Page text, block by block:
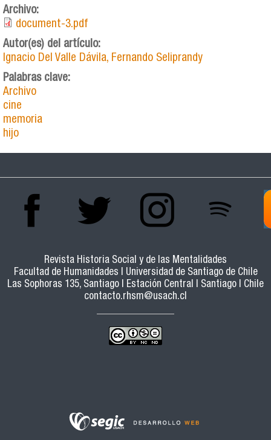
Archivo:
document-3.pdf
Autor(es) del artículo:
Ignacio Del Valle Dávila, Fernando Seliprandy
Palabras clave:
Archivo
cine
memoria
hijo
Revista Historia Social y de las Mentalidades
Facultad de Humanidades | Universidad de Santiago de Chile
Las Sophoras 135, Santiago | Estación Central | Santiago | Chile
contacto.rhsm@usach.cl